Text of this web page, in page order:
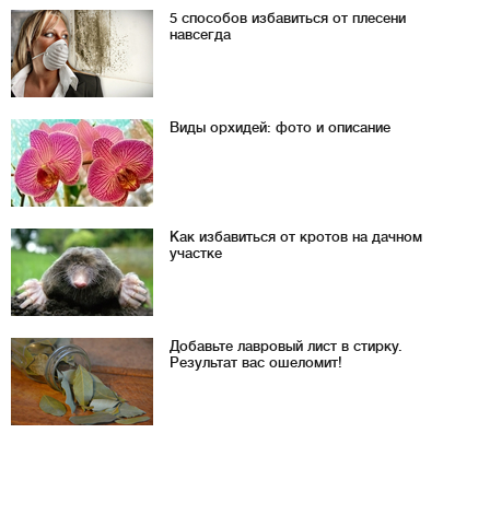
5 способов избавиться от плесени
навсегда
Виды орхидей: фото и описание
Как избавиться от кротов на дачном
участке
Добавьте лавровый лист в стирку.
Результат вас ошеломит!